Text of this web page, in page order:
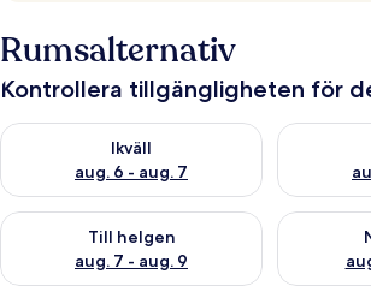
Rumsalternativ
Kontrollera tillgängligheten för
Ikväll
aug. 6 - aug. 7
Kontrollera tillgängligheten för ikväll aug. 6
Till helgen
aug. 7 - aug. 9
Kontrollera tillgängligheten för den här